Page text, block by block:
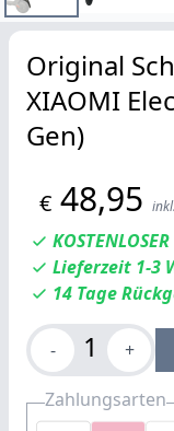
Original
XIAOMI
Gen)
€ 48,95
Lieferzeit 1-3
14 Tage
- 1 +
Zahlungsarten